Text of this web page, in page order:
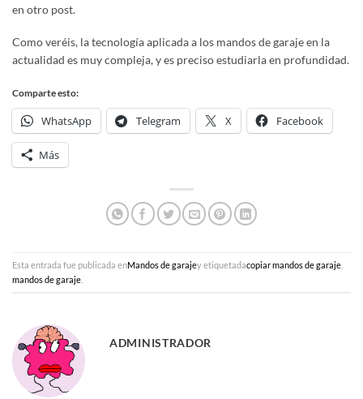
en otro post.
Como veréis, la tecnología aplicada a los mandos de garaje en la
actualidad es muy compleja, y es preciso estudiarla en profundidad.
Comparte esto:
WhatsApp Telegram X Facebook
Más
Esta entrada fue publicada enMandos de garajey etiquetadacopiar mandos de garaje
mandos de garaje
ADMINISTRADOR